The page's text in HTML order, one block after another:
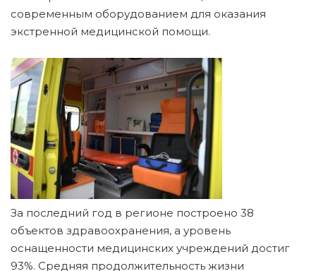
современным оборудованием для оказания
экстренной медицинской помощи.
За последний год в регионе построено 38
объектов здравоохранения, а уровень
оснащенности медицинских учреждений достиг
93%. Средняя продолжительность жизни